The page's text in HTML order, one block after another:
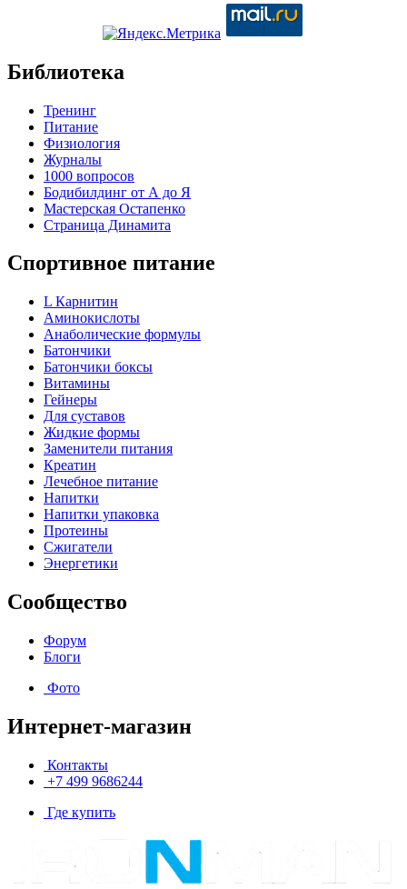
Библиотека
Тренинг
Питание
Физиология
Журналы
1000 вопросов
Бодибилдинг от А до Я
Мастерская Остапенко
Страница Динамита
Спортивное питание
L Карнитин
Аминокислоты
Анаболические формулы
Батончики
Батончики боксы
Витамины
Гейнеры
Для суставов
Жидкие формы
Заменители питания
Креатин
Лечебное питание
Напитки
Напитки упаковка
Протеины
Сжигатели
Энергетики
Сообщество
Форум
Блоги
Фото
Интернет-магазин
Контакты
+7 499 9686244
Где купить